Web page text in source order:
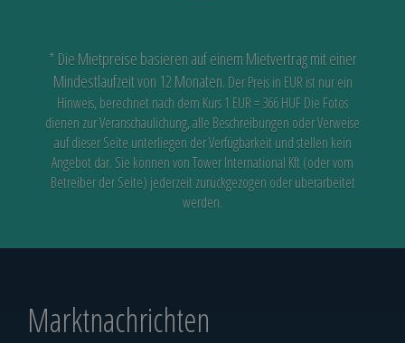
* Die Mietpreise basieren auf einem Mietvertrag mit einer
Mindestlaufzeit von 12 Monaten. Der Preis in EUR ist nur ein
Hinweis, berechnet nach dem Kurs 1 EUR = 366 HUFDie Fotos
dienen zur Veranschaulichung, alle Beschreibungen oder Verweise
auf dieser Seite unterliegen der Verfügbarkeitund stellen kein
Angebot dar. Sie können von Tower International Kft (oder vom
Betreiber der Seite) jederzeit zurückgezogen oder überarbeitet
werden.
Marktnachrichten